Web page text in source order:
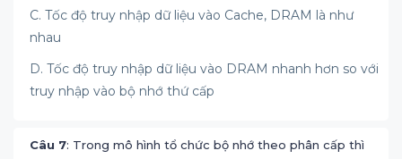
C. Tốc độ truy nhập dữ liệu vào Cache, DRAM là như
nhau
D. Tốc độ truy nhập dữ liệu vào DRAM nhanh hơn so với
truy nhập vào bộ nhớ thứ cấp
Câu 7: Trong mô hình tổ chức bộ nhớ theo phân cấp thì